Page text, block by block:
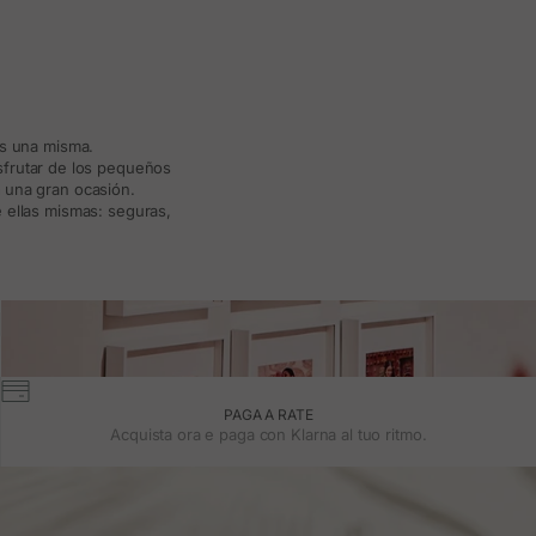
una misma.
de los pequeños
gran ocasión.
mismas: seguras,
PAGA A RATE
Acquista ora e paga con Klarna al tuo ritmo.